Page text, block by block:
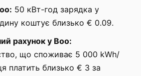
50 кВт-год зарядка у
коштує близько € 0.09.
рахунок у Boo:
що споживає 5 000 kWh/
платить близько € 3 за